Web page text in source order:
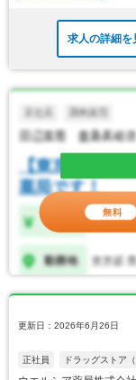
求人の詳細を
更新日：2026年6月26日
正社員 ドラッグストア